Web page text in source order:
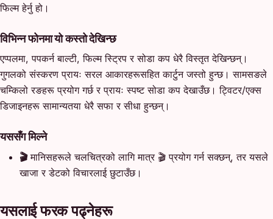
फिल्म हेर्नु हो।
विभिन्न फोनमा यो कस्तो देखिन्छ
एप्पलमा, पपकर्न बाल्टी, फिल्म स्ट्रिप र सोडा कप धेरै विस्तृत देखिन्छन्।
गुगलको संस्करण प्रायः सरल आकारहरूसहित कार्टुन जस्तो हुन्छ। सामसङले
चम्किलो रङहरू प्रयोग गर्छ र प्रायः स्पष्ट सोडा कप देखाउँछ। ट्विटर/एक्स
डिजाइनहरू सामान्यतया धेरै सफा र सीधा हुन्छन्।
यससँग मिल्ने
🎬मानिसहरूले चलचित्रको लागि मात्र 🎬 प्रयोग गर्न सक्छन्, तर यसले
खाजा र डेटको विचारलाई छुटाउँछ।
यसलाई फरक पढ्नेहरू